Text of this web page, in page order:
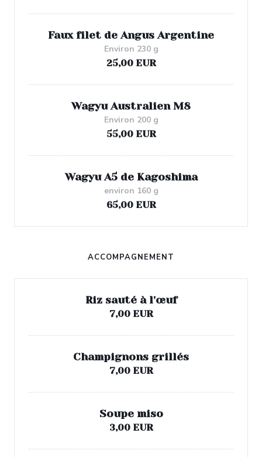
Faux filet de Angus Argentine
Environ 230 g
25,00 EUR
Wagyu Australien M8
Environ 200 g
55,00 EUR
Wagyu A5 de Kagoshima
environ 160 g
65,00 EUR
ACCOMPAGNEMENT
Riz sauté à l'œuf
7,00 EUR
Champignons grillés
7,00 EUR
Soupe miso
3,00 EUR